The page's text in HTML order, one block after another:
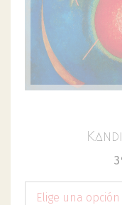
Elige una opción